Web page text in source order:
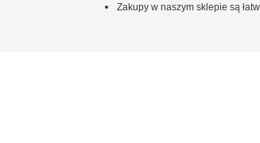
Zakupy w naszym sklepie są